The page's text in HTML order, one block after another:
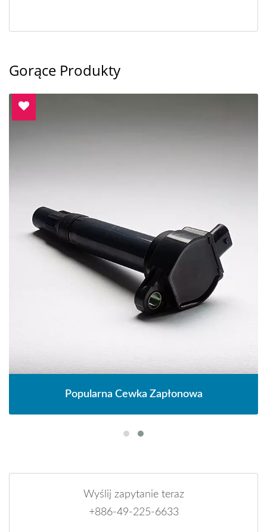
Gorące Produkty
Popularna Cewka Zapłonowa
Wyślij zapytanie teraz
+886-49-225-6633